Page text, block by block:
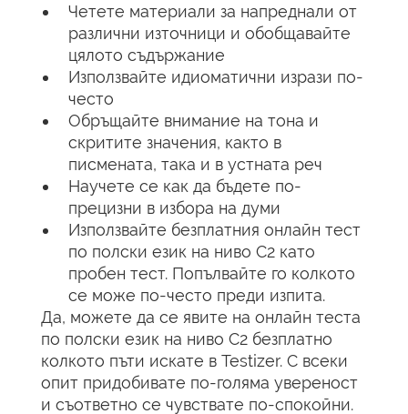
Четете материали за напреднали от
различни източници и обобщавайте
цялото съдържание
Използвайте идиоматични изрази по-
често
Обръщайте внимание на тона и
скритите значения, както в
писмената, така и в устната реч
Научете се как да бъдете по-
прецизни в избора на думи
Използвайте безплатния онлайн тест
по полски език на ниво C2 като
пробен тест. Попълвайте го колкото
се може по-често преди изпита.
Да, можете да се явите на онлайн теста
по полски език на ниво C2 безплатно
колкото пъти искате в Testizer. С всеки
опит придобивате по-голяма увереност
и съответно се чувствате по-спокойни.